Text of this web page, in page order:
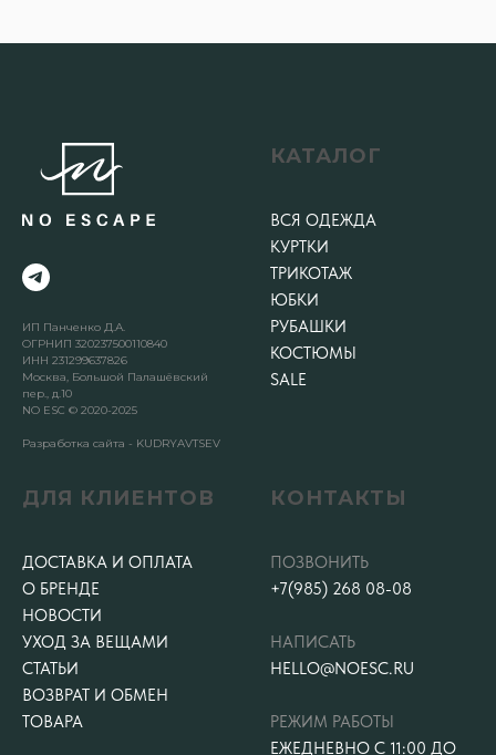
ИП Панченко Д.А.
ОГРНИП 320237500110840
ИНН 231299637826
Москва, Большой Палашёвский
пер., д.10
NO ESC © 2020-2025
Разработка сайта - KUDRYAVTSEV
КАТАЛОГ
ВСЯ ОДЕЖДА
КУРТКИ
ТРИКОТАЖ
ЮБКИ
РУБАШКИ
КОСТЮМЫ
SALE
ДЛЯ КЛИЕНТОВ
ДОСТАВКА И ОПЛАТА
О БРЕНДЕ
НОВОСТИ
УХОД ЗА ВЕЩАМИ
СТАТЬИ
ВОЗВРАТ И ОБМЕН
ТОВАРА
КОНТАКТЫ
ПОЗВОНИТЬ
+7(985) 268 08-08
НАПИСАТЬ
HELLO@NOESC.RU
РЕЖИМ РАБОТЫ
ЕЖЕДНЕВНО С 11:00 ДО